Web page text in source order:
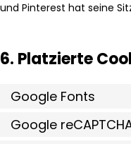
und Pinterest hat seine
6. Platzierte
Google Fonts
Google